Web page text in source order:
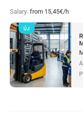
Salary: from 15,45€/h
ÚJ